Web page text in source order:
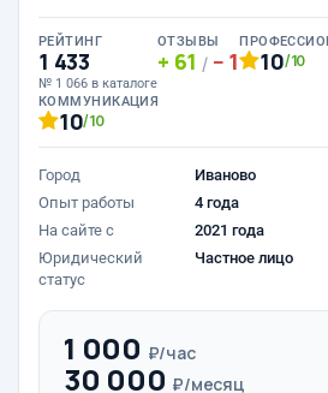
РЕЙТИНГ
1 433
№ 1 066 в каталоге
ОТЗЫВЫ
61 / 1 10/10
КОММУНИКАЦИЯ
10/10
Город
Иваново
Опыт работы
4 года
На сайте с
2021 года
Юридический
статус
Частное лицо
1 000 ₽/час
30 000 ₽/месяц